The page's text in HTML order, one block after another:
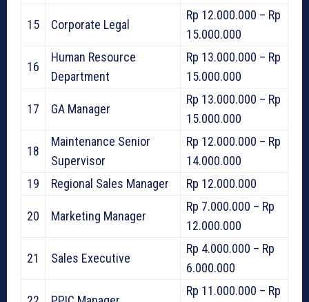
15 Corporate Legal
Rp 12.000.000 – Rp
15.000.000
16
Human Resource
Department
Rp 13.000.000 – Rp
15.000.000
17 GA Manager
Rp 13.000.000 – Rp
15.000.000
18
Maintenance Senior
Supervisor
Rp 12.000.000 – Rp
14.000.000
19
Regional Sales Manager Rp 12.000.000
20 Marketing Manager
Rp 7.000.000 – Rp
12.000.000
21 Sales Executive
Rp 4.000.000 – Rp
6.000.000
Rp 11.000.000 – Rp